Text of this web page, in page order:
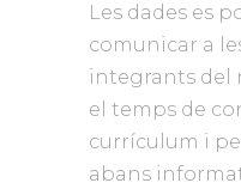
Les dades es
comunicar a
integrants del
el temps de
currículum i
abans